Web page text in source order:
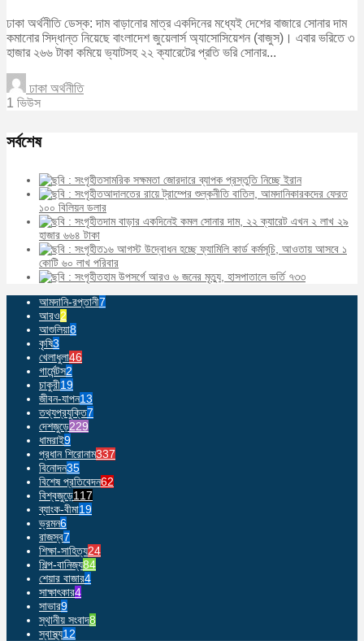
ঢাকা অর্থনীতি ডেস্ক: দাম বাড়ানোর মাত্র একদিনের মধ্যেই দেশের বাজারে সোনার দাম
কমানোর সিদ্ধান্ত নিয়েছে বাংলাদেশ জুয়েলার্স অ্যাসোসিয়েশন (বাজুস)। এবার ভরিতে ৩
হাজার ২৬৬ টাকা কমিয়ে ভ্যাটসহ ২২ ক্যারেটের প্রতি ভরি সোনার...
ঢাকা অর্থনীতি
1 ভিউস
সর্বশেষ
সামরিক সক্ষমতা জোরদারে ব্যাপক প্রস্তুতি নিচ্ছে ইরান
আদালতের রায়ে ট্রাম্পের শুল্কনীতি বাতিল, আমদানিকারকদের ফেরত
১০০ বিলিয়ন ডলার
দাম বাড়ার একদিনেই কমল সোনার দাম, ২২ ক্যারেট এখন ২ লাখ ২৯
হাজার ৬৬৪ টাকা
১৬ আগস্ট উদ্বোধন হচ্ছে ফ্যামিলি কার্ড কর্মসূচি, আওতায় আসবে ১
কোটি ৬০ লাখ পরিবার
হাম উপসর্গে আরও ৬ জনের মৃত্যু, হাসপাতালে ভর্তি ৭৩৩
আমদানি-রপ্তানী7
আরও2
আশুলিয়া8
কৃষি3
খেলাধুলা46
গার্মেন্টস2
চাকুরী19
জীবন-যাপন13
তথ্যপ্রযুক্তি7
দেশজুড়ে229
ধামরাই9
প্রধান শিরোনাম337
বিনোদন35
বিশেষ প্রতিবেদন62
বিশ্বজুড়ে117
ব্যাংক-বীমা19
ভ্রমন6
রাজস্ব7
শিক্ষা-সাহিত্য24
শিল্প-বানিজ্য84
শেয়ার বাজার4
সাক্ষাৎকার4
সাভার9
স্থানীয় সংবাদ8
স্বাস্থ্য12